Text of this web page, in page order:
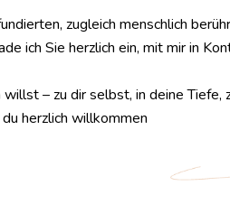
zugleich menschlich
ich Sie herzlich ein, mit mir in
– zu dir selbst, in deine Tiefe,
herzlich willkommen